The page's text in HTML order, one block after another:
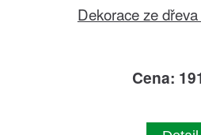
Dekorace ze
Cena: